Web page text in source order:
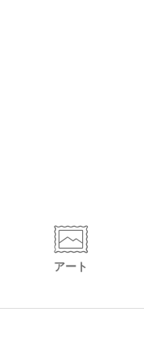
アート